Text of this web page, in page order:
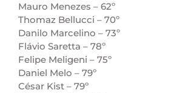
Mauro Menezes – 62º
Thomaz Bellucci – 70º
Danilo Marcelino – 73º
Flávio Saretta – 78º
Felipe Meligeni – 75º
Daniel Melo – 79º
César Kist – 79º